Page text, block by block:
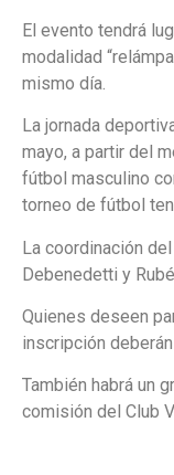
El evento tendrá
modalidad
mismo día.
La jornada
mayo, a partir del
fútbol masculino
torneo de fútbol
La coordinación
Debenedetti y
Quienes deseen
inscripción
También habrá un
comisión del Club